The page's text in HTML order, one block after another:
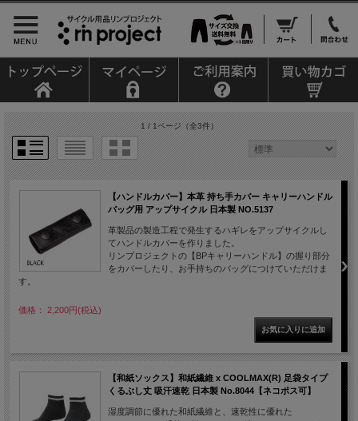
1 / 1ページ（全3件）
【ハンドルカバー】本革 持ち手カバー キャリーハンドル
バッグ用 アップサイクル 日本製 NO.5137
革製品の製造工程で発生するハギレをアップサイクルし
てハンドルカバーを作りました。
リンプロジェクトの【BPキャリーハンドル】の握り部分
をカバーしたり、お手持ちのバッグにつけていただけま
す。
価格： 2,200円(税込)
【和紙ソックス】和紙繊維 x COOLMAX(R) 足袋タイプ
くるぶし丈 吸汗速乾 日本製 No.8044【ネコポス可】
湿度調節に優れた和紙繊維と、速乾性に優れた